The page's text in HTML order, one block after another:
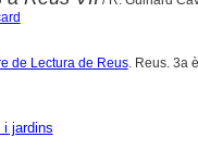
de Lectura de Reus. Reus. 3a
i jardins